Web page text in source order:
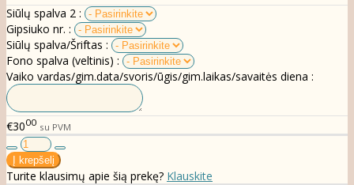
Siūlų spalva 2 :
Gipsiuko nr. :
Siūlų spalva/Šriftas :
Fono spalva (veltinis) :
Vaiko vardas/gim.data/svoris/ūgis/gim.laikas/savaitės diena :
€3000 su PVM
Turite klausimų apie šią prekę? Klauskite